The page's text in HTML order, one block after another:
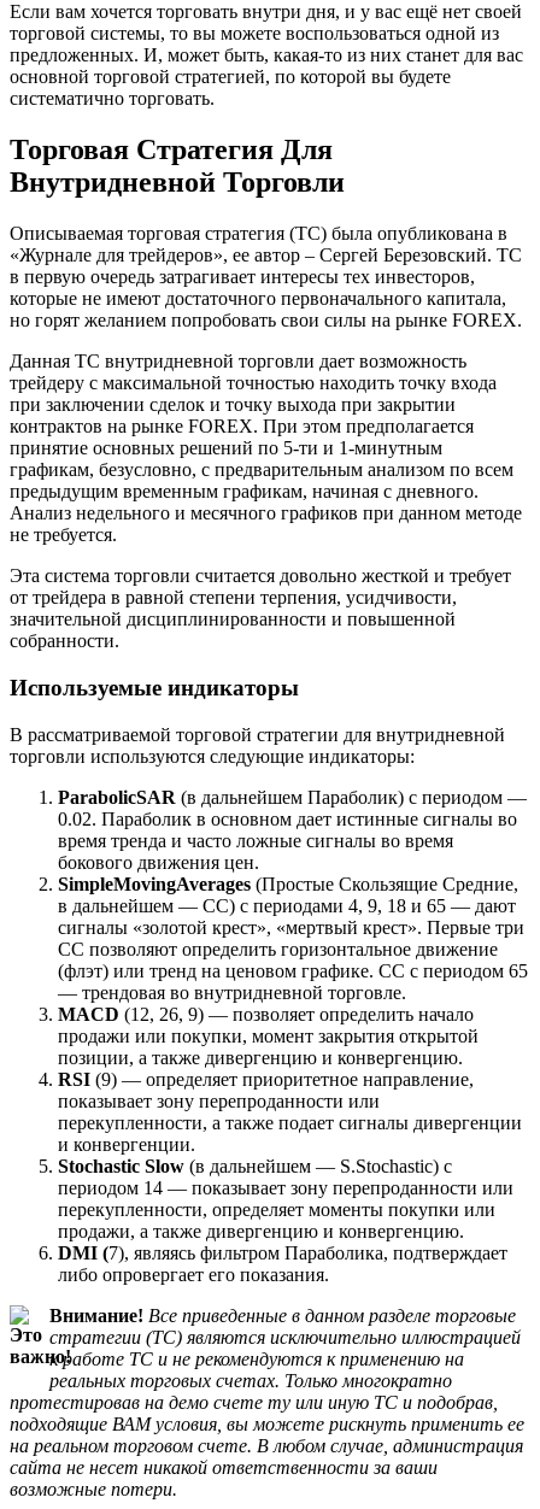
Если вам хочется торговать внутри дня, и у вас ещё нет своей
торговой системы, то вы можете воспользоваться одной из
предложенных. И, может быть, какая-то из них станет для вас
основной торговой стратегией, по которой вы будете
систематично торговать.
Торговая Стратегия Для
Внутридневной Торговли
Описываемая торговая стратегия (ТС) была опубликована в
«Журнале для трейдеров», ее автор – Сергей Березовский. ТС
в первую очередь затрагивает интересы тех инвесторов,
которые не имеют достаточного первоначального капитала,
но горят желанием попробовать свои силы на рынке FOREX.
Данная ТС внутридневной торговли дает возможность
трейдеру с максимальной точностью находить точку входа
при заключении сделок и точку выхода при закрытии
контрактов на рынке FOREX. При этом предполагается
принятие основных решений по 5-ти и 1-минутным
графикам, безусловно, с предварительным анализом по всем
предыдущим временным графикам, начиная с дневного.
Анализ недельного и месячного графиков при данном методе
не требуется.
Эта система торговли считается довольно жесткой и требует
от трейдера в равной степени терпения, усидчивости,
значительной дисциплинированности и повышенной
собранности.
Используемые индикаторы
В рассматриваемой торговой стратегии для внутридневной
торговли используются следующие индикаторы:
ParabolicSAR (в дальнейшем Параболик) с периодом —
0.02. Параболик в основном дает истинные сигналы во
время тренда и часто ложные сигналы во время
бокового движения цен.
SimpleMovingAverages (Простые Скользящие Средние,
в дальнейшем — СС) с периодами 4, 9, 18 и 65 — дают
сигналы «золотой крест», «мертвый крест». Первые три
СС позволяют определить горизонтальное движение
(флэт) или тренд на ценовом графике. СС с периодом 65
— трендовая во внутридневной торговле.
MACD (12, 26, 9) — позволяет определить начало
продажи или покупки, момент закрытия открытой
позиции, а также дивергенцию и конвергенцию.
RSI (9) — определяет приоритетное направление,
показывает зону перепроданности или
перекупленности, а также подает сигналы дивергенции
и конвергенции.
Stochastic Slow (в дальнейшем — S.Stochastic) с
периодом 14 — показывает зону перепроданности или
перекупленности, определяет моменты покупки или
продажи, а также дивергенцию и конвергенцию.
DMI (7), являясь фильтром Параболика, подтверждает
либо опровергает его показания.
Внимание! Все приведенные в данном разделе торговые
стратегии (ТС) являются исключительно иллюстрацией
к работе ТС и не рекомендуются к применению на
реальных торговых счетах. Только многократно
протестировав на демо счете ту или иную ТС и подобрав,
подходящие ВАМ условия, вы можете рискнуть применить ее
на реальном торговом счете. В любом случае, администрация
сайта не несет никакой ответственности за ваши
возможные потери.